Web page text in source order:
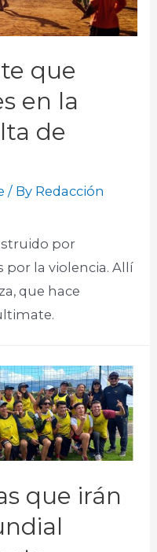
que
en la
de
/ By Redacción
por
por la violencia. Allí
que hace
que irán